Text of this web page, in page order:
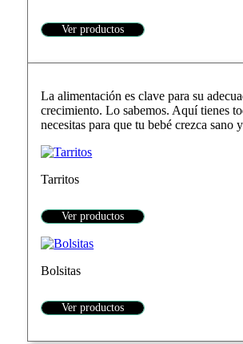
Ver productos
La alimentación es clave para su
crecimiento. Lo sabemos. Aquí tienes
necesitas para que tu bebé crezca sano
Tarritos
Ver productos
Bolsitas
Ver productos